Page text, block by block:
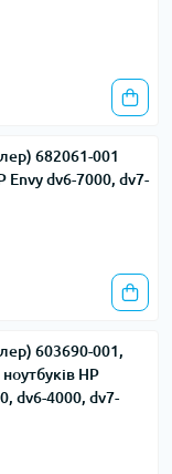
682061-001
Envy dv6-7000, dv7-
603690-001,
HP
dv6-4000, dv7-